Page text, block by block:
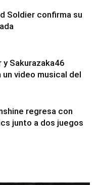
Soldier confirma su
Sakurazaka46
video musical del
regresa con
junto a dos juegos